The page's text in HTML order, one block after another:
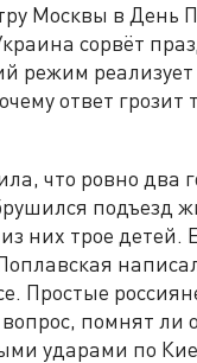
Москвы в
сорвёт
режим
ответ грозит
что ровно два
подъезд
них трое
Простые
помнят
ударами по